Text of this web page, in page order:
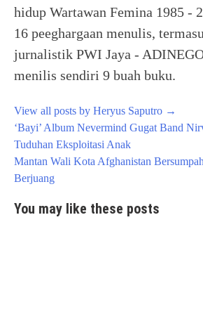
hidup Wartawan Femina 1985 -
16 peeghargaan menulis,
jurnalistik PWI Jaya -
menilis sendiri 9 buah buku.
View all posts by Heryus Saputro →
Post
navigation
‘Bayi’ Album Nevermind Gugat Band
Tuduhan Eksploitasi Anak
Mantan Wali Kota Afghanistan
Berjuang
You may like these posts